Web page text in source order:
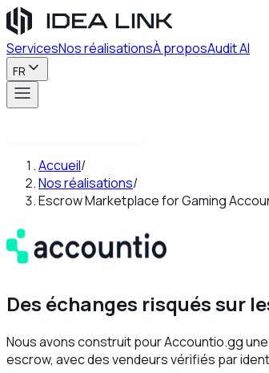
ServicesNos réalisationsÀ proposAudit AI
FR
Accueil/
Nos réalisations/
Escrow Marketplace for Gaming
Des échanges risqués sur
Nous avons construit pour Accountio.gg
escrow, avec des vendeurs vérifiés par